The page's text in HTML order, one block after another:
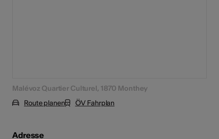
Malévoz Quartier Culturel, 1870 Monthey
Route planen
ÖV Fahrplan
Adresse